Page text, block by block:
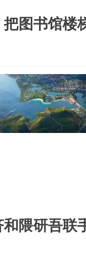
图书馆楼
隈研吾联